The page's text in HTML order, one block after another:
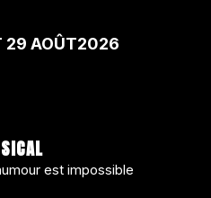
29 AOÛT2026
est impossible